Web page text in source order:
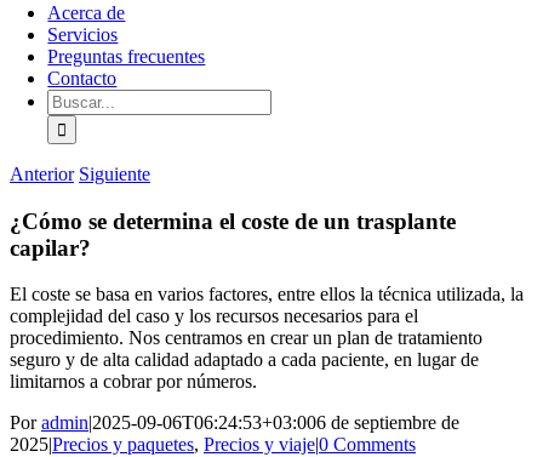
Acerca de
Servicios
Preguntas frecuentes
Contacto
Buscar:
Anterior Siguiente
¿Cómo se determina el coste de un trasplante
capilar?
El coste se basa en varios factores, entre ellos la técnica utilizada, la
complejidad del caso y los recursos necesarios para el
procedimiento. Nos centramos en crear un plan de tratamiento
seguro y de alta calidad adaptado a cada paciente, en lugar de
limitarnos a cobrar por números.
Poradmin|2025-09-06T06:24:53+03:006 de septiembre de
2025|Precios y paquetes, Precios y viaje|0 Comments